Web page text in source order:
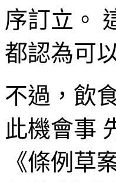
序訂立。
都認為可
不過，飲
此機會事
《條例草